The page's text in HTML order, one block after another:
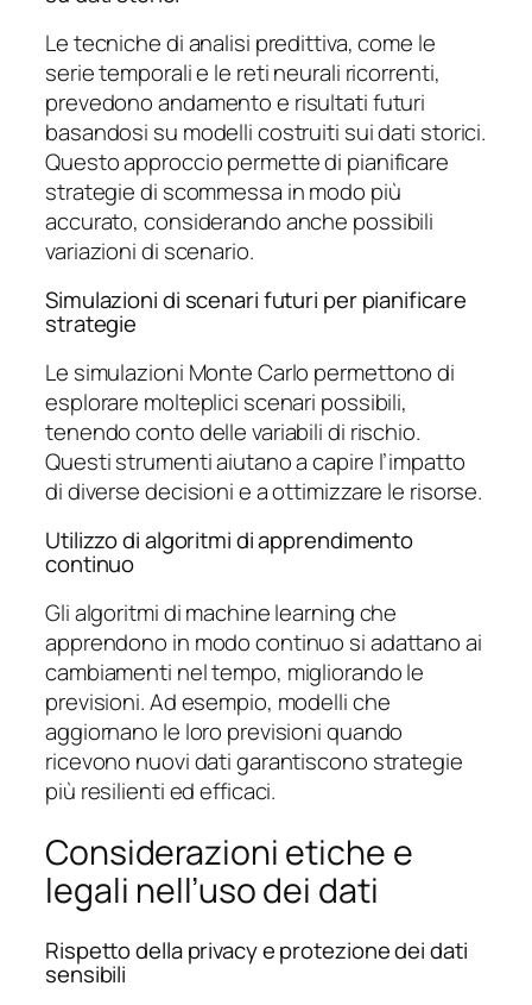
Le tecniche di analisi predittiva, come le
serie temporali e le reti neurali ricorrenti,
prevedono andamento e risultati futuri
basandosi su modelli costruiti sui dati storici.
Questo approccio permette di pianificare
strategie di scommessa in modo più
accurato, considerando anche possibili
variazioni di scenario.
Simulazioni di scenari futuri per pianificare
strategie
Le simulazioni Monte Carlo permettono di
esplorare molteplici scenari possibili,
tenendo conto delle variabili di rischio.
Questi strumenti aiutano a capire l’impatto
di diverse decisioni e a ottimizzare le risorse.
Utilizzo di algoritmi di apprendimento
continuo
Gli algoritmi di machine learning che
apprendono in modo continuo si adattano ai
cambiamenti nel tempo, migliorando le
previsioni. Ad esempio, modelli che
aggiornano le loro previsioni quando
ricevono nuovi dati garantiscono strategie
più resilienti ed efficaci.
Considerazioni etiche e
legali nell’uso dei dati
Rispetto della privacy e protezione dei dati
sensibili